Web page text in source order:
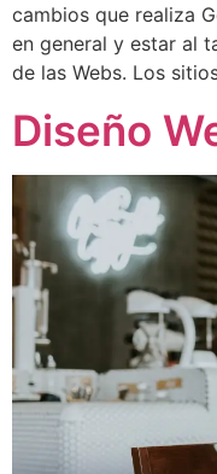
cambios que realiza
en general y estar al
de las Webs. Los
Diseño